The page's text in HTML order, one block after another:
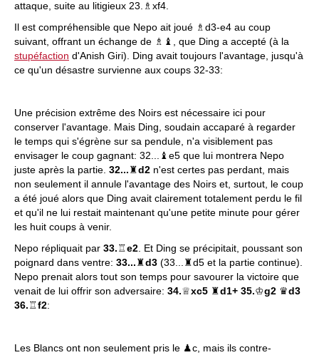
attaque, suite au litigieux 23.♗xf4.
Il est compréhensible que Nepo ait joué ♗d3-e4 au coup
suivant, offrant un échange de ♗♝, que Ding a accepté (à la
stupéfaction d'Anish Giri). Ding avait toujours l'avantage, jusqu'à
ce qu'un désastre survienne aux coups 32-33:
Une précision extrême des Noirs est nécessaire ici pour
conserver l'avantage. Mais Ding, soudain accaparé à regarder
le temps qui s'égrène sur sa pendule, n'a visiblement pas
envisager le coup gagnant: 32...♝e5 que lui montrera Nepo
juste après la partie. 32...♜d2 n'est certes pas perdant, mais
non seulement il annule l'avantage des Noirs et, surtout, le coup
a été joué alors que Ding avait clairement totalement perdu le fil
et qu'il ne lui restait maintenant qu'une petite minute pour gérer
les huit coups à venir.
Nepo répliquait par 33.♖e2 . Et Ding se précipitait, poussant son
poignard dans ventre: 33...♜d3 (33...♜d5 et la partie continue).
Nepo prenait alors tout son temps pour savourer la victoire que
venait de lui offrir son adversaire: 34.♕xc5 ♜d1+ 35.♔g2 ♛d3
36.♖f2:
Les Blancs ont non seulement pris le ♟c, mais ils contre-